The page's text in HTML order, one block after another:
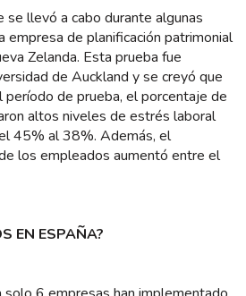
llevó a cabo durante algunas
empresa de planificación patrimonial
Zelanda. Esta prueba fue
de Auckland y se creyó que
de prueba, el porcentaje de
altos niveles de estrés laboral
45% al 38%. Además, el
los empleados aumentó entre el
EN ESPAÑA?